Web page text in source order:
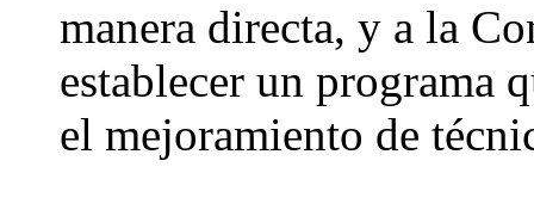
manera directa, y a la
establecer un programa
el mejoramiento de